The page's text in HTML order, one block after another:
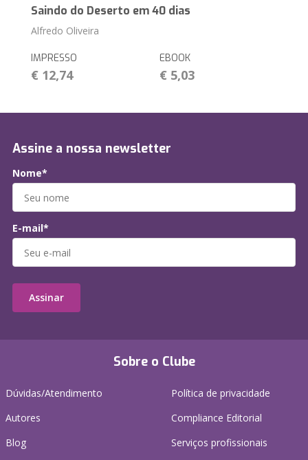
Saindo do Deserto em 40 dias
Alfredo Oliveira
IMPRESSO
€ 12,74
EBOOK
€ 5,03
Sobre o Clube
Dúvidas/Atendimento
Autores
Blog
Política de privacidade
Compliance Editorial
Serviços profissionais
Assine a nossa newsletter
Nome*
E-mail*
Assinar